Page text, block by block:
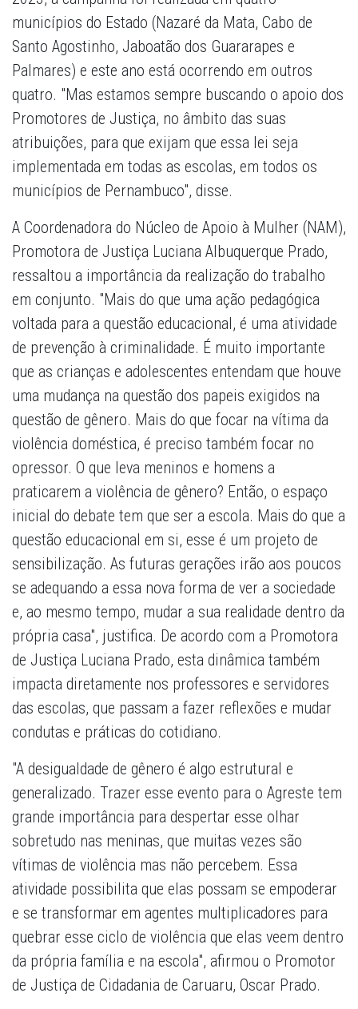
municípios do Estado (Nazaré da Mata, Cabo de
Santo Agostinho, Jaboatão dos Guararapes e
Palmares) e este ano está ocorrendo em outros
quatro. "Mas estamos sempre buscando o apoio dos
Promotores de Justiça, no âmbito das suas
atribuições, para que exijam que essa lei seja
implementada em todas as escolas, em todos os
municípios de Pernambuco", disse.
A Coordenadora do Núcleo de Apoio à Mulher (NAM),
Promotora de Justiça Luciana Albuquerque Prado,
ressaltou a importância da realização do trabalho
em conjunto. "Mais do que uma ação pedagógica
voltada para a questão educacional, é uma atividade
de prevenção à criminalidade. É muito importante
que as crianças e adolescentes entendam que houve
uma mudança na questão dos papeis exigidos na
questão de gênero. Mais do que focar na vítima da
violência doméstica, é preciso também focar no
opressor. O que leva meninos e homens a
praticarem a violência de gênero? Então, o espaço
inicial do debate tem que ser a escola. Mais do que a
questão educacional em si, esse é um projeto de
sensibilização. As futuras gerações irão aos poucos
se adequando a essa nova forma de ver a sociedade
e, ao mesmo tempo, mudar a sua realidade dentro da
própria casa", justifica. De acordo com a Promotora
de Justiça Luciana Prado, esta dinâmica também
impacta diretamente nos professores e servidores
das escolas, que passam a fazer reflexões e mudar
condutas e práticas do cotidiano.
"A desigualdade de gênero é algo estrutural e
generalizado. Trazer esse evento para o Agreste tem
grande importância para despertar esse olhar
sobretudo nas meninas, que muitas vezes são
vítimas de violência mas não percebem. Essa
atividade possibilita que elas possam se empoderar
e se transformar em agentes multiplicadores para
quebrar esse ciclo de violência que elas veem dentro
da própria família e na escola", afirmou o Promotor
de Justiça de Cidadania de Caruaru, Oscar Prado.